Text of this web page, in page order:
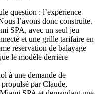
question : l’expérience
l’avons donc construite.
SPA, avec un seul jeu
et une grille tarifaire en
réservation de balayage
le modèle derrière